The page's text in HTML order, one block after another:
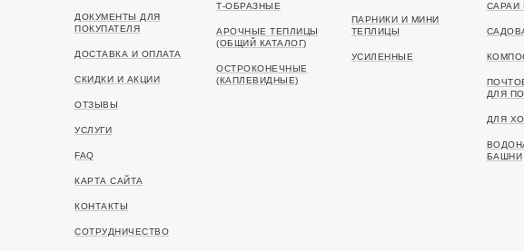
ДОКУМЕНТЫ ДЛЯ
ПОКУПАТЕЛЯ
ДОСТАВКА И ОПЛАТА
СКИДКИ И АКЦИИ
ОТЗЫВЫ
УСЛУГИ
FAQ
КАРТА САЙТА
КОНТАКТЫ
СОТРУДНИЧЕСТВО
Т-ОБРАЗНЫЕ
АРОЧНЫЕ ТЕПЛИЦЫ
(ОБЩИЙ КАТАЛОГ)
ОСТРОКОНЕЧНЫЕ
(КАПЛЕВИДНЫЕ)
ПАРНИКИ И МИНИ
ТЕПЛИЦЫ
УСИЛЕННЫЕ
САРАИ
ДЛЯ
ДЛЯ
БАШНИ